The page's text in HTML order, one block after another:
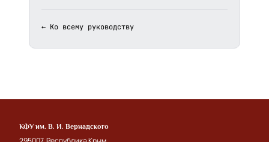
← Ко всему руководству
КФУ им. В. И. Вернадского